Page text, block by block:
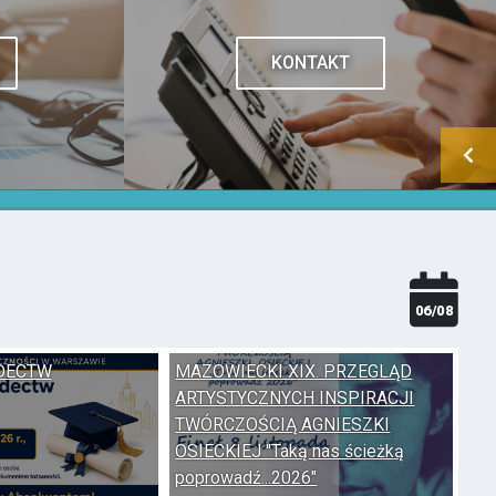
KONTAKT
06/08
MAZOWIECKI XIX. PRZEGLĄD
ARTYSTYCZNYCH INSPIRACJI
TWÓRCZOŚCIĄ AGNIESZKI
MAZOWIECKI XIX. PRZEGLĄD
ARTYSTYCZNYCH INSPIRACJI
TWÓRCZOŚCIĄ AGNIESZKI
OSIECKIEJ "Taką nas ścieżką
poprowadź...2026"